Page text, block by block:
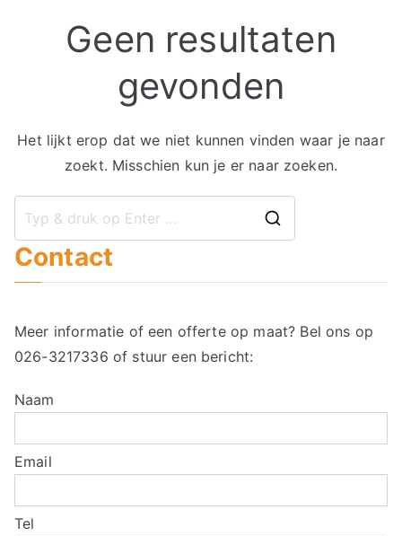
Geen resultaten
gevonden
Het lijkt erop dat we niet kunnen vinden waar je naar
zoekt. Misschien kun je er naar zoeken.
Contact
Meer informatie of een offerte op maat? Bel ons op
026-3217336 of stuur een bericht:
Naam
Email
Tel